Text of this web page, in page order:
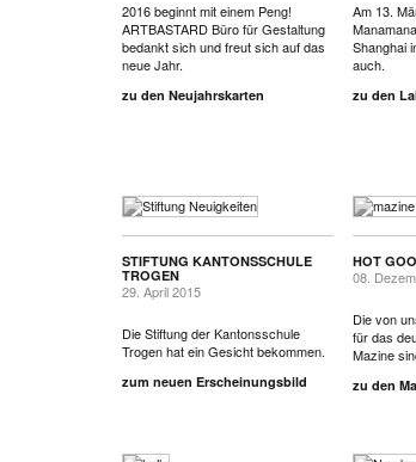
2016 beginnt mit einem Peng!
ARTBASTARD Büro für Gestaltung
bedankt sich und freut sich auf das
neue Jahr.
zu den Neujahrskarten
Am 13.
Shanghai
auch.
zu den
STIFTUNG KANTONSSCHULE
TROGEN
29. April 2015
Die Stiftung der Kantonsschule
Trogen hat ein Gesicht bekommen.
zum neuen Erscheinungsbild
HOT
08.
Die von
für das
Mazine
zu den